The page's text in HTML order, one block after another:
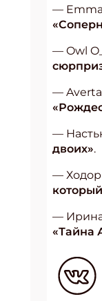
—
— Owl
—
—
двоих».
—
—
«Тайна